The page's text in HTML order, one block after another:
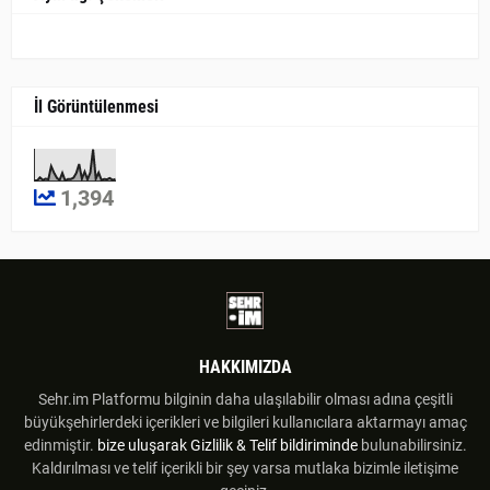
İl Görüntülenmesi
1,394
HAKKIMIZDA
Sehr.im Platformu bilginin daha ulaşılabilir olması adına çeşitli
büyükşehirlerdeki içerikleri ve bilgileri kullanıcılara aktarmayı amaç
edinmiştir. bize uluşarak Gizlilik & Telif bildiriminde bulunabilirsiniz.
Kaldırılması ve telif içerikli bir şey varsa mutlaka bizimle iletişime